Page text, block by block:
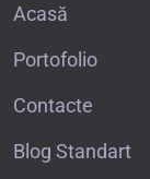
Acasă
Portofolio
Contacte
Blog Standart